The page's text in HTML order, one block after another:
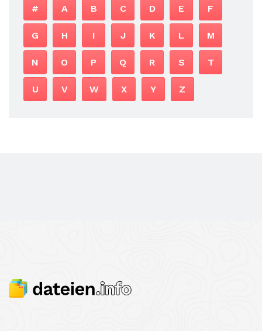
# A B C D E F
G H I J K L M
N O P Q R S T
U V W X Y Z